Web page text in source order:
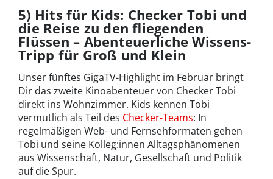
5) Hits für Kids: Checker Tobi und
die Reise zu den fliegenden
Flüssen – Abenteuerliche Wissens-
Tripp für Groß und Klein
Unser fünftes GigaTV-Highlight im Februar bringt
Dir das zweite Kinoabenteuer von Checker Tobi
direkt ins Wohnzimmer. Kids kennen Tobi
vermutlich als Teil des Checker-Teams: In
regelmäßigen Web- und Fernsehformaten gehen
Tobi und seine Kolleg:innen Alltagsphänomenen
aus Wissenschaft, Natur, Gesellschaft und Politik
auf die Spur.